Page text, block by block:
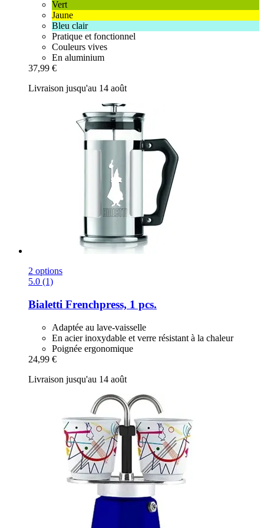
Vert
Jaune
Bleu clair
Pratique et fonctionnel
Couleurs vives
En aluminium
37,99 €
Livraison jusqu'au 14 août
2 options
5.0 (1)
Bialetti Frenchpress, 1 pcs.
Adaptée au lave-vaisselle
En acier inoxydable et verre résistant à la chaleur
Poignée ergonomique
24,99 €
Livraison jusqu'au 14 août